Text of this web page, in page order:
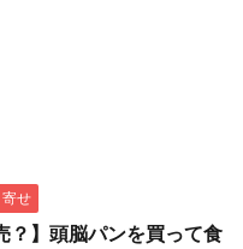
せ
？】頭脳パンを買って食